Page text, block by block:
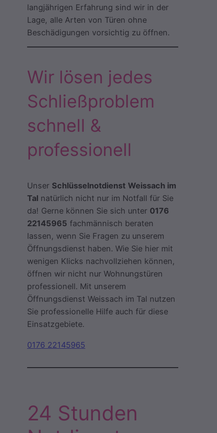
langjährigen Erfahrung sind wir in der
Lage, alle Arten von Türen ohne
Beschädigungen vorsichtig zu öffnen.
Wir lösen jedes
Schließproblem
schnell &
professionell
Unser Schlüsselnotdienst Weissach im
Tal natürlich nicht nur im Notfall für Sie
da! Gerne können Sie sich unter 0176
22145965 fachmännisch beraten
lassen, wenn Sie Fragen zu unserem
Öffnungsdienst haben. Wie Sie hier mit
wenigen Klicks nachvollziehen können,
öffnen wir nicht nur Wohnungstüren
professionell. Mit unserem
Öffnungsdienst Weissach im Tal nutzen
Sie professionelle Hilfe auch für diese
Einsatzgebiete.
0176 22145965
24 Stunden